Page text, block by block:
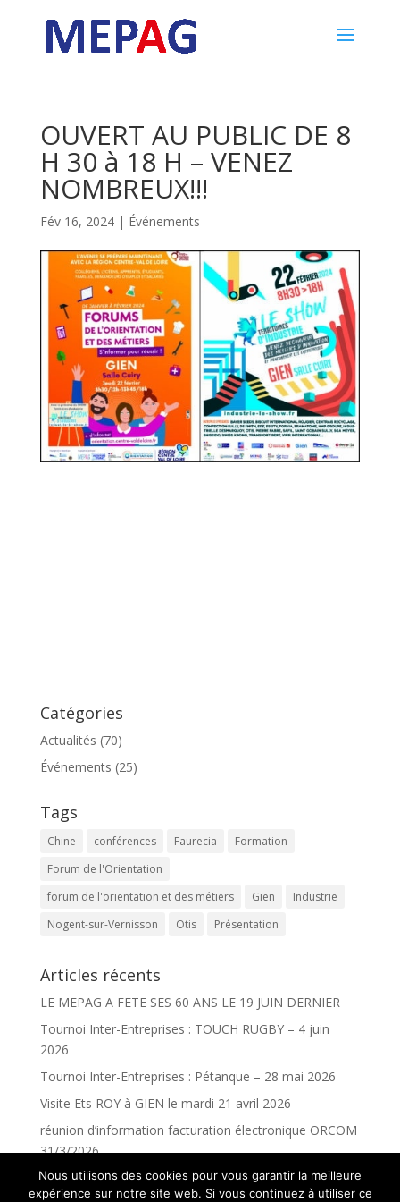
OUVERT AU PUBLIC DE 8
H 30 à 18 H – VENEZ
NOMBREUX!!!
Fév 16, 2024| Événements
Catégories
Actualités (70)
Événements (25)
Tags
Chine conférences Faurecia
Formation
Forum de l'Orientation
forum de l'orientation et des métiers
Gien
Industrie
Nogent-sur-Vernisson
Otis Présentation
Articles récents
LE MEPAG A FETE SES 60 ANS LE 19 JUIN DERNIER
Tournoi Inter-Entreprises : TOUCH RUGBY – 4 juin
2026
Tournoi Inter-Entreprises : Pétanque – 28 mai 2026
Visite Ets ROY à GIEN le mardi 21 avril 2026
réunion d’information facturation électronique ORCOM
31/3/2026
Nous utilisons des cookies pour vous garantir la meilleure
expérience sur notre site web. Si vous continuez à utiliser ce